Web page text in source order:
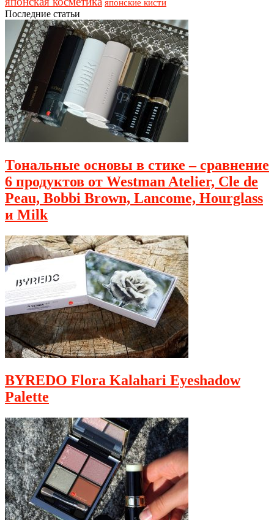
Последние статьи
Тональные основы в стике – сравнение
6 продуктов от Westman Atelier, Cle de
Peau, Bobbi Brown, Lancome, Hourglass
и Milk
BYREDO Flora Kalahari Eyeshadow
Palette